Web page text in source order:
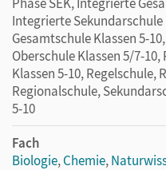
Integrierte
Gesamtschule Klassen 5-
Oberschule Klassen 5/7-
Klassen 5-10, Regelschule,
Regionalschule,
5-10
Fach
Biologie,Chemie,